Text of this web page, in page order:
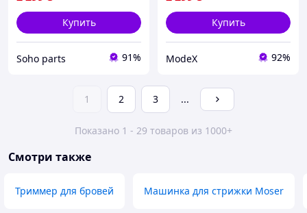
Купить
Soho parts 91%
Купить
ModeX 92%
1 2 3 ...
Показано 1 - 29 товаров из 1000+
Смотри также
Триммер для бровей Машинка для стрижки Moser